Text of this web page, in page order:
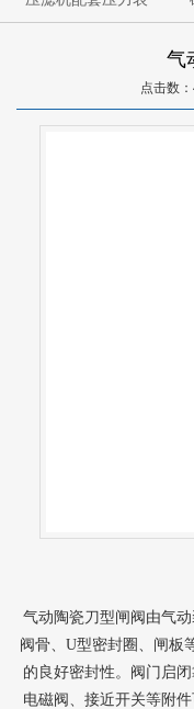
气
点击数
气动陶瓷刀型闸阀由气
阀骨、 U型密封圈、闸板
的良好密封性。阀门启
电磁阀、接近开关等附